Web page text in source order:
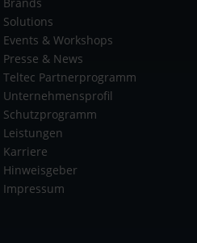
Solutions
Events & Workshops
Presse & News
Teltec Partnerprogramm
Unternehmensprofil
Schutzprogramm
Leistungen
Karriere
Hinweisgeber
Impressum